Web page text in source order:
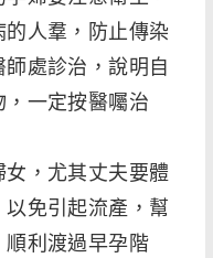
人羣，防止傳染
處診治，說明自
一定按醫囑治
，尤其丈夫要體
免引起流產，幫
利渡過早孕階